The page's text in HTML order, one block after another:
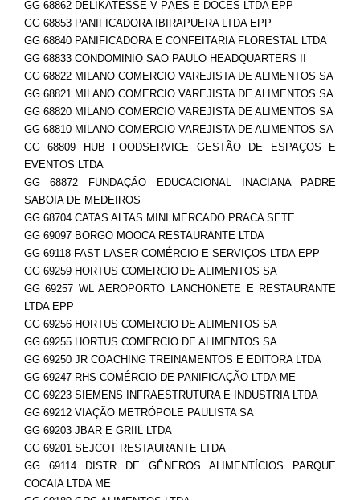
GG 68862 DELIKATESSE V PÃES E DOCES LTDA EPP
GG 68853 PANIFICADORA IBIRAPUERA LTDA EPP
GG 68840 PANIFICADORA E CONFEITARIA FLORESTAL LTDA
GG 68833 CONDOMINIO SAO PAULO HEADQUARTERS II
GG 68822 MILANO COMERCIO VAREJISTA DE ALIMENTOS SA
GG 68821 MILANO COMERCIO VAREJISTA DE ALIMENTOS SA
GG 68820 MILANO COMERCIO VAREJISTA DE ALIMENTOS SA
GG 68810 MILANO COMERCIO VAREJISTA DE ALIMENTOS SA
GG 68809 HUB FOODSERVICE GESTÃO DE ESPAÇOS E
EVENTOS LTDA
GG 68872 FUNDAÇÃO EDUCACIONAL INACIANA PADRE
SABOIA DE MEDEIROS
GG 68704 CATAS ALTAS MINI MERCADO PRACA SETE
GG 69097 BORGO MOOCA RESTAURANTE LTDA
GG 69118 FAST LASER COMÉRCIO E SERVIÇOS LTDA EPP
GG 69259 HORTUS COMERCIO DE ALIMENTOS SA
GG 69257 WL AEROPORTO LANCHONETE E RESTAURANTE
LTDA EPP
GG 69256 HORTUS COMERCIO DE ALIMENTOS SA
GG 69255 HORTUS COMERCIO DE ALIMENTOS SA
GG 69250 JR COACHING TREINAMENTOS E EDITORA LTDA
GG 69247 RHS COMÉRCIO DE PANIFICAÇÃO LTDA ME
GG 69223 SIEMENS INFRAESTRUTURA E INDUSTRIA LTDA
GG 69212 VIAÇÃO METRÓPOLE PAULISTA SA
GG 69203 JBAR E GRIIL LTDA
GG 69201 SEJCOT RESTAURANTE LTDA
GG 69114 DISTR DE GÊNEROS ALIMENTÍCIOS PARQUE
COCAIA LTDA ME